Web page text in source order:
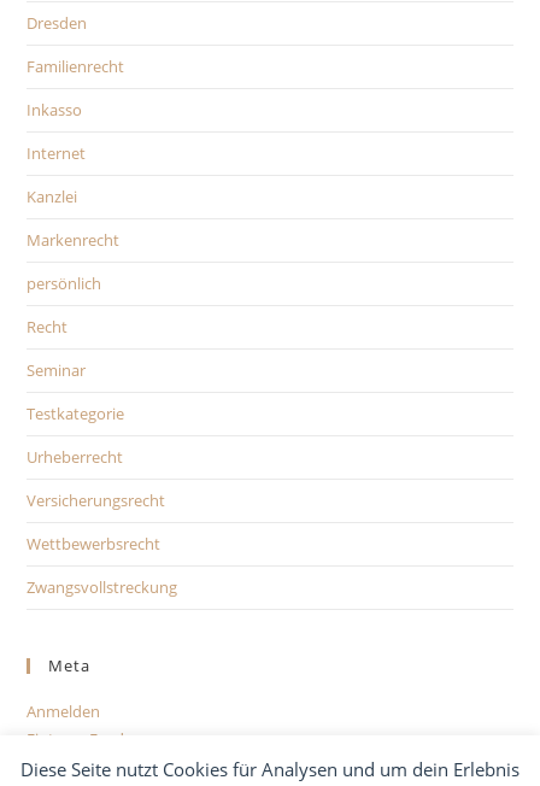
Diese Seite nutzt Cookies für Analysen und um dein Erlebnis
Dresden
Familienrecht
Inkasso
Internet
Kanzlei
Markenrecht
persönlich
Recht
Seminar
Testkategorie
Urheberrecht
Versicherungsrecht
Wettbewerbsrecht
Zwangsvollstreckung
Meta
Anmelden
Eintrags-Feed
Kommentar-Feed